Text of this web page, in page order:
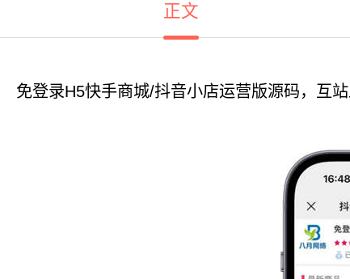
正文
免登录H5快手商城/抖音小店运营版源码，互